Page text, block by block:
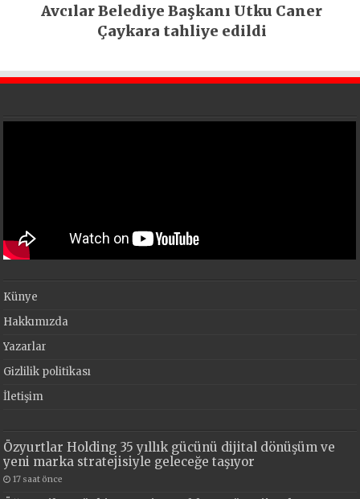
Avcılar Belediye Başkanı Utku Caner
Çaykara tahliye edildi
Künye
Hakkımızda
Yazarlar
Gizlilik politikası
İletişim
Özyurtlar Holding 35 yıllık gücünü dijital dönüşüm ve
yeni marka stratejisiyle geleceğe taşıyor
17 saat önce